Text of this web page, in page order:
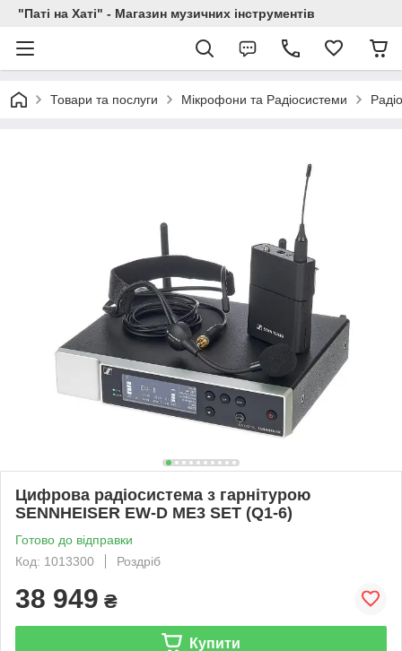
"Паті на Хаті" - Магазин музичних інструментів
Товари та послуги Мікрофони та Радіосистеми
Цифрова радіосистема з гарнітурою
SENNHEISER EW-D ME3 SET (Q1-6)
Готово до відправки
Код: 1013300
Роздріб
38 949 ₴
Купити